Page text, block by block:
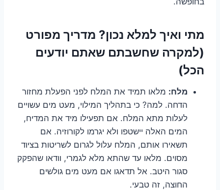
מתי ואיך למלא נכון? מדריך מפורט
(למקרה שחשבתם שאתם יודעים
הכל)
מלח: מלאו תמיד את המלח לפני הפעלת מחזור
הדחה. למה? כי בתהליך המילוי, מעט מים עשויים
לעלות מתא המלח. אם תפעילו מיד את המדיח,
המים האלה יישטפו ולא יגרמו לקורוזיה. אם
תשאירו אותם, המלח עלול לגרום לשריטות בציוד
מסוים. מלאו עד שהתא מלא לגמרי, וודאו שהפקק
סגור היטב. אל תדאגו אם מעט מים גולשים
החוצה, זה טבעי.